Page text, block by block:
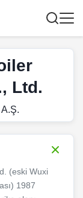
Ltd.
(eski Wuxi
1987